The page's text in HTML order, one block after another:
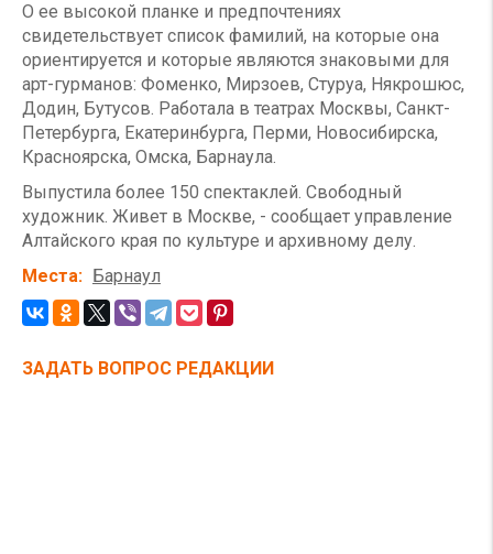
О ее высокой планке и предпочтениях
свидетельствует список фамилий, на которые она
ориентируется и которые являются знаковыми для
арт-гурманов: Фоменко, Мирзоев, Стуруа, Някрошюс,
Додин, Бутусов. Работала в театрах Москвы, Санкт-
Петербурга, Екатеринбурга, Перми, Новосибирска,
Красноярска, Омска, Барнаула.
Выпустила более 150 спектаклей. Свободный
художник. Живет в Москве, - сообщает управление
Алтайского края по культуре и архивному делу.
Места
Барнаул
ЗАДАТЬ ВОПРОС РЕДАКЦИИ